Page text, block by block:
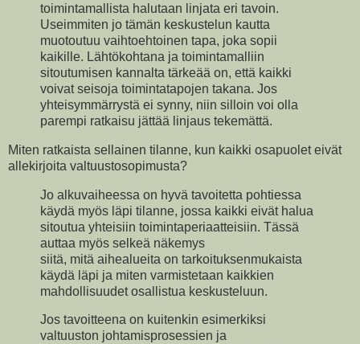
toimintamallista halutaan linjata eri tavoin.
Useimmiten jo tämän keskustelun kautta
muotoutuu vaihtoehtoinen tapa, joka sopii
kaikille. Lähtökohtana ja toimintamalliin
sitoutumisen kannalta tärkeää on, että kaikki
voivat seisoja toimintatapojen takana. Jos
yhteisymmärrystä ei synny, niin silloin voi olla
parempi ratkaisu jättää linjaus tekemättä.
Miten ratkaista sellainen tilanne, kun kaikki osapuolet eivät
allekirjoita valtuustosopimusta?
Jo alkuvaiheessa on hyvä tavoitetta pohtiessa
käydä myös läpi tilanne, jossa kaikki eivät halua
sitoutua yhteisiin toimintaperiaatteisiin. Tässä
auttaa myös selkeä näkemys
siitä, mitä aihealueita on tarkoituksenmukaista
käydä läpi ja miten varmistetaan kaikkien
mahdollisuudet osallistua keskusteluun.
Jos tavoitteena on kuitenkin esimerkiksi
valtuuston johtamisprosessien ja